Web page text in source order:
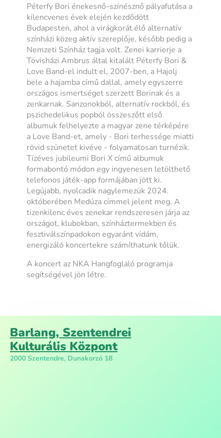
Péterfy Bori énekesnő-színésznő pályafutása a
kilencvenes évek elején kezdődött
Budapesten, ahol a virágkorát élő alternatív
színházi közeg aktív szereplője, később pedig a
Nemzeti Színház tagja volt. Zenei karrierje a
Tövisházi Ambrus által kitalált Péterfy Bori &
Love Band-el indult el, 2007-ben, a Hajolj
bele a hajamba című dallal, amely egyszerre
országos ismertséget szerzett Borinak és a
zenkarnak. Sanzonokból, alternatív rockból, és
pszichedelikus popból összeszőtt első
albumuk felhelyezte a magyar zene térképére
a Love Band-et, amely - Bori terhessége miatti
rövid szünetet kivéve - folyamatosan turnézik.
Tízéves jubileumi Bori X című albumuk
formabontó módon egy ingyenesen letölthető
telefonos játék-app formájában jött ki.
Legújabb, nyolcadik nagylemezük 2024.
októberében Medúza címmel jelent meg. A
tizenkilenc éves zenekar rendszeresen járja az
országot, klubokban, színháztermekben és
fesztiválszínpadokon egyaránt vidám,
energizáló koncertekre számíthatunk tőlük.
A koncert az NKA Hangfoglaló programja
segítségével jön létre.
Barlang, Szentendrei
Kulturális Központ
2000 Szentendre, Dunakorzó 18